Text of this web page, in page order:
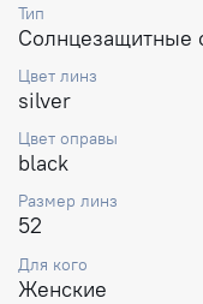
Тип
Солнцезащитные
Цвет линз
silver
Цвет оправы
black
Размер линз
52
Для кого
Женские